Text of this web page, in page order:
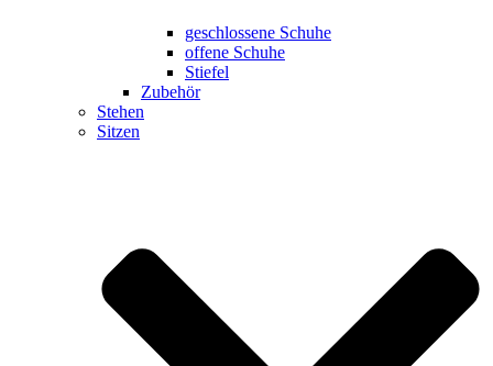
geschlossene Schuhe
offene Schuhe
Stiefel
Zubehör
Stehen
Sitzen